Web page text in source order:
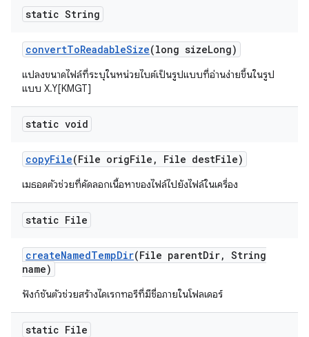
static String
convertToReadableSize(long sizeLong)
แปลงขนาดไฟล์ที่ระบุในหน่วยไบต์เป็นรูปแบบที่อ่านง่ายขึ้นในรูป
แบบ X.Y[KMGT]
static void
copyFile(File origFile , File destFile)
เมธอดตัวช่วยที่คัดลอกเนื้อหาของไฟล์ไปยังไฟล์ในเครื่อง
static File
createNamedTempDir(File parentDir, String
name)
ฟังก์ชันตัวช่วยสร้างไดเรกทอรีที่มีชื่อภายในโฟลเดอร์
static File